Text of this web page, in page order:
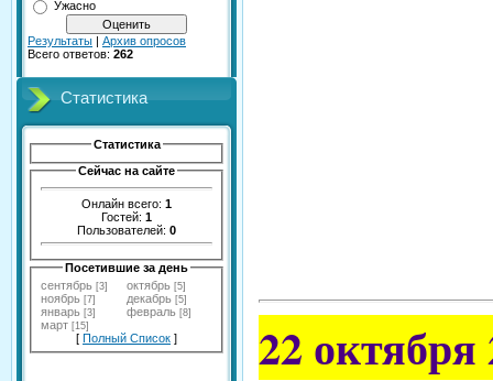
Ужасно
Результаты | Архив опросов
Всего ответов: 262
Статистика
Статистика
Сейчас на сайте
Онлайн всего: 1
Гостей: 1
Пользователей: 0
Посетившие за день
сентябрь [3] октябрь [5]
ноябрь [7] декабрь [5]
январь [3] февраль [8]
март [15]
[ Полный Список ] 22 октября